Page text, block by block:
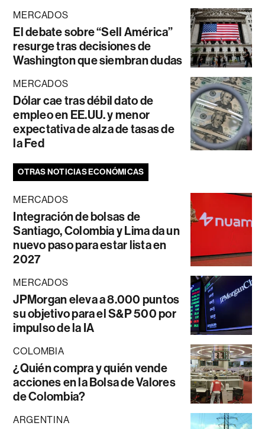
MERCADOS
El debate sobre “Sell América”
resurge tras decisiones de
Washington que siembran dudas
MERCADOS
Dólar cae tras débil dato de
empleo en EE.UU. y menor
expectativa de alza de tasas de
la Fed
OTRAS NOTICIAS ECONÓMICAS
MERCADOS
Integración de bolsas de
Santiago, Colombia y Lima da un
nuevo paso para estar lista en
2027
MERCADOS
JPMorgan eleva a 8.000 puntos
su objetivo para el S&P 500 por
impulso de la IA
COLOMBIA
¿Quién compra y quién vende
acciones en la Bolsa de Valores
de Colombia?
ARGENTINA